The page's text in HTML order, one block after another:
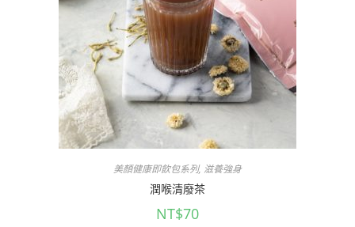
美顏健康即飲包系列, 滋養強身
潤喉清廢茶
NT$70